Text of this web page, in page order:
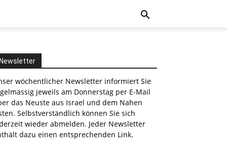
Newsletter
wöchentlicher Newsletter informiert Sie
jeweils am Donnerstag per E-Mail
das Neuste aus Israel und dem Nahen
Selbstverständlich können Sie sich
wieder abmelden. Jeder Newsletter
dazu einen entsprechenden Link.